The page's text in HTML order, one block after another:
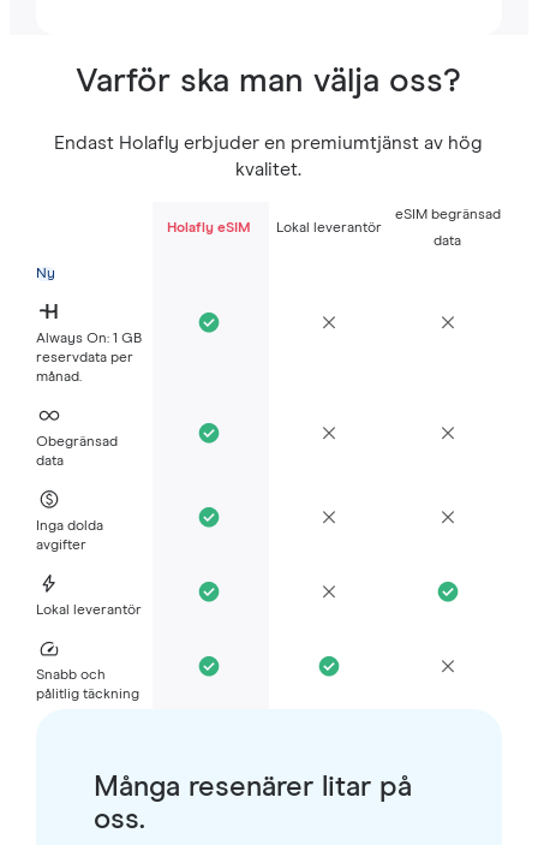
Varför ska man välja oss?
Endast Holafly erbjuder en premiumtjänst av hög
kvalitet.
Holafly eSIM Lokal leverantör
eSIM begränsad
data
Ny
Always On: 1 GB
reservdata per
månad.
Obegränsad
data
Inga dolda
avgifter
Lokal leverantör
Snabb och
pålitlig täckning
Många resenärer litar på
oss.